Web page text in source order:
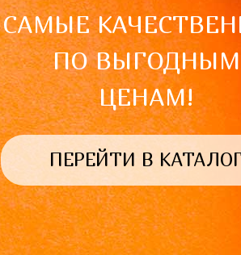
САМЫЕ
ПО ВЫГОДНЫМ
ЦЕНАМ!
ПЕРЕЙТИ В